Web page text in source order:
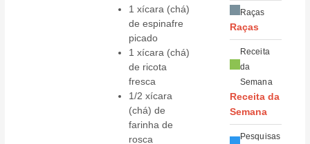
1 xícara (chá)
de espinafre
picado
1 xícara (chá)
de ricota
fresca
1/2 xícara
(chá) de
farinha de
rosca
Raças
Raças
Receita
da
Semana
Receita da
Semana
Pesquisas e